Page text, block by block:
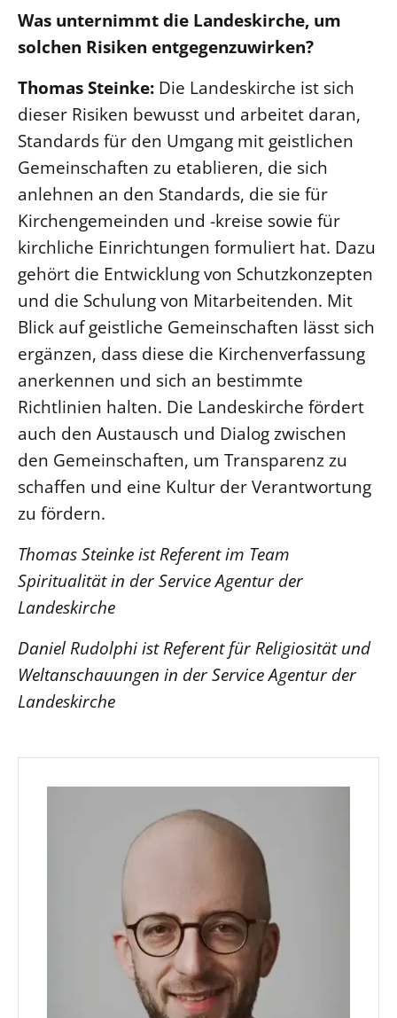
Was unternimmt die Landeskirche, um
solchen Risiken entgegenzuwirken?
Thomas Steinke: Die Landeskirche ist sich
dieser Risiken bewusst und arbeitet daran,
Standards für den Umgang mit geistlichen
Gemeinschaften zu etablieren, die sich
anlehnen an den Standards, die sie für
Kirchengemeinden und -kreise sowie für
kirchliche Einrichtungen formuliert hat. Dazu
gehört die Entwicklung von Schutzkonzepten
und die Schulung von Mitarbeitenden. Mit
Blick auf geistliche Gemeinschaften lässt sich
ergänzen, dass diese die Kirchenverfassung
anerkennen und sich an bestimmte
Richtlinien halten. Die Landeskirche fördert
auch den Austausch und Dialog zwischen
den Gemeinschaften, um Transparenz zu
schaffen und eine Kultur der Verantwortung
zu fördern.
Thomas Steinke ist Referent im Team
Spiritualität in der Service Agentur der
Landeskirche
Daniel Rudolphi ist Referent für Religiosität und
Weltanschauungen in der Service Agentur der
Landeskirche